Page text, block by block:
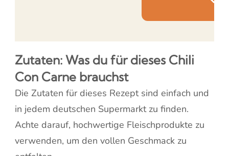
Zutaten: Was du für dieses Chili
Con Carne brauchst
Die Zutaten für dieses Rezept sind einfach und
in jedem deutschen Supermarkt zu finden.
Achte darauf, hochwertige Fleischprodukte zu
verwenden, um den vollen Geschmack zu